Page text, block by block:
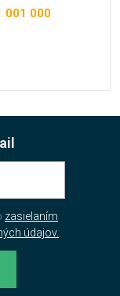
001 000
zasielaním
údajov..